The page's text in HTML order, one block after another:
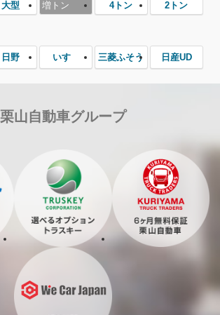
大型 増トン 4トン 2トン
日野 いすゞ 三菱ふそう 日産UD
栗山自動車グループ